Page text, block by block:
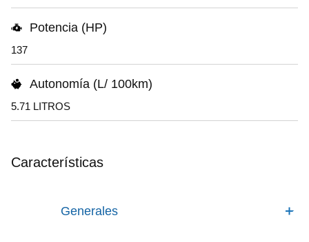
Potencia (HP)
137
Autonomía (L/ 100km)
5.71 LITROS
Características
Generales